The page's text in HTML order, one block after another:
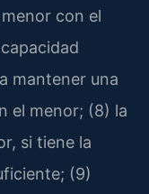
con el
mantener una
el menor; (8) la
si tiene la
(9)